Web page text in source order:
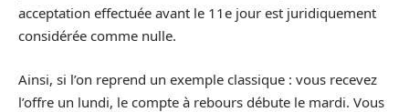
acceptation effectuée avant le 11e jour est juridiquement
considérée comme nulle.
Ainsi, si l’on reprend un exemple classique : vous recevez
l’offre un lundi, le compte à rebours débute le mardi. Vous